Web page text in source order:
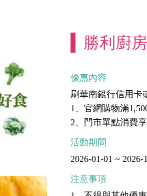
勝利廚
優惠內容
刷華南銀行信用卡
1、官網購物滿
2、門市單點消費享
活動期間
2026-01-01 ~ 2026-
注意事項